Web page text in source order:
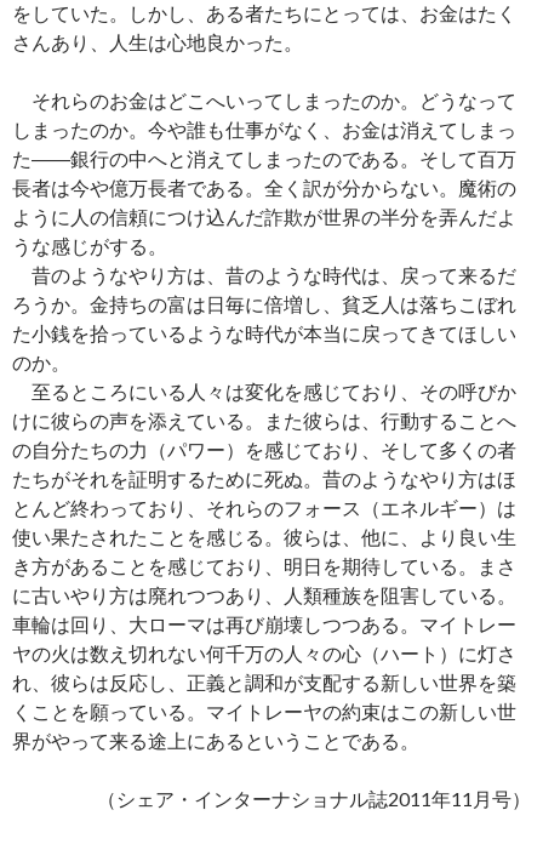
をしていた。しかし、ある者たちにとっては、お金はたく
さんあり、人生は心地良かった。
それらのお金はどこへいってしまったのか。どうなって
しまったのか。今や誰も仕事がなく、お金は消えてしまっ
た――銀行の中へと消えてしまったのである。そして百万
長者は今や億万長者である。全く訳が分からない。魔術の
ように人の信頼につけ込んだ詐欺が世界の半分を弄んだよ
うな感じがする。
昔のようなやり方は、昔のような時代は、戻って来るだ
ろうか。金持ちの富は日毎に倍増し、貧乏人は落ちこぼれ
た小銭を拾っているような時代が本当に戻ってきてほしい
のか。
至るところにいる人々は変化を感じており、その呼びか
けに彼らの声を添えている。また彼らは、行動することへ
の自分たちの力（パワー）を感じており、そして多くの者
たちがそれを証明するために死ぬ。昔のようなやり方はほ
とんど終わっており、それらのフォース（エネルギー）は
使い果たされたことを感じる。彼らは、他に、より良い生
き方があることを感じており、明日を期待している。まさ
に古いやり方は廃れつつあり、人類種族を阻害している。
車輪は回り、大ローマは再び崩壊しつつある。マイトレー
ヤの火は数え切れない何千万の人々の心（ハート）に灯さ
れ、彼らは反応し、正義と調和が支配する新しい世界を築
くことを願っている。マイトレーヤの約束はこの新しい世
界がやって来る途上にあるということである。
（シェア・インターナショナル誌2011年11月号）